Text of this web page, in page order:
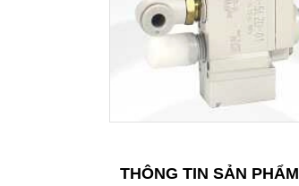
THÔNG TIN SẢN PHẨM